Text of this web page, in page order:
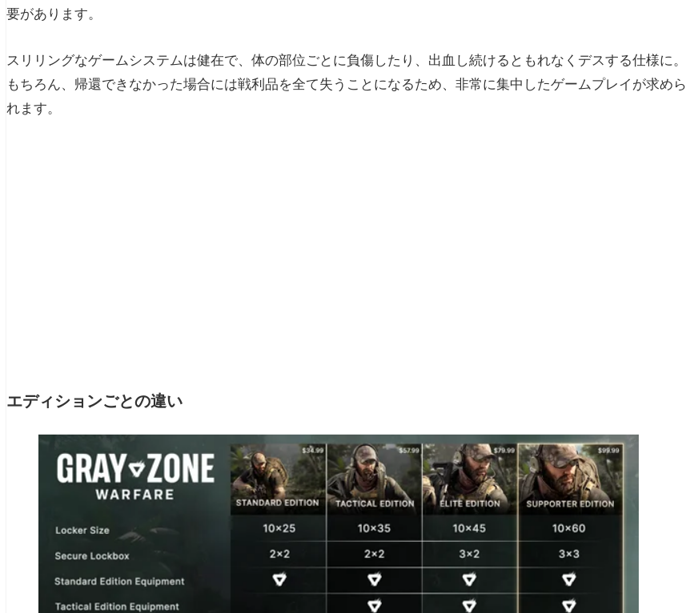
要があります。
スリリングなゲームシステムは健在で、体の部位ごとに負傷したり、出血し続けるともれなくデスする仕様に。
もちろん、帰還できなかった場合には戦利品を全て失うことになるため、非常に集中したゲームプレイが求めら
れます。
エディションごとの違い